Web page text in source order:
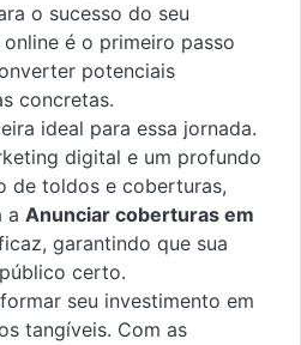
o sucesso do seu
é o primeiro passo
potenciais
concretas.
ideal para essa jornada.
digital e um profundo
de toldos e coberturas,
a Anunciar coberturas em
garantindo que sua
certo.
seu investimento em
tangíveis. Com as